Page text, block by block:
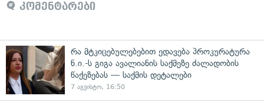
კომენტარები
რა მტკიცებულებებით ედავება პროკურატურა
ნ.ი.-ს გიგა ავალიანის საქმეზე ძალადობის
წაქეზებას — საქმის დეტალები
7 აგვისტო, 16:50